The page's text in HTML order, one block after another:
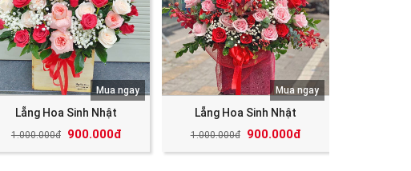
Lẵng Hoa Sinh Nhật
1.000.000đ 900.000đ
Mua ngay
Lẵng Hoa Sinh Nhật
1.000.000đ 900.000đ
Mua ngay